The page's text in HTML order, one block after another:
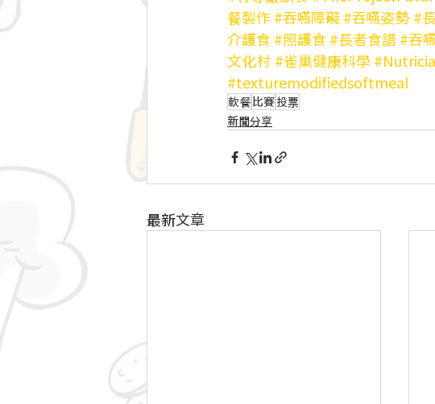
餐製作 #吞嚥障礙#吞嚥姿勢 #
介護食#照護食#長者食譜#吞
文化村 #雀巢健康科學
#texturemodifiedsoftmeal
軟餐比賽投票
新聞分享
最新文章